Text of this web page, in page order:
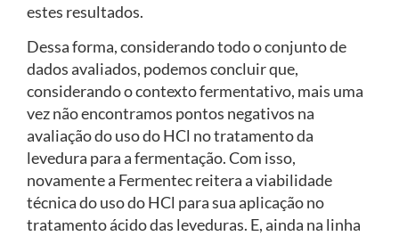
estes resultados.
Dessa forma, considerando todo o conjunto de
dados avaliados, podemos concluir que,
considerando o contexto fermentativo, mais uma
vez não encontramos pontos negativos na
avaliação do uso do HCl no tratamento da
levedura para a fermentação. Com isso,
novamente a Fermentec reitera a viabilidade
técnica do uso do HCl para sua aplicação no
tratamento ácido das leveduras. E, ainda na linha